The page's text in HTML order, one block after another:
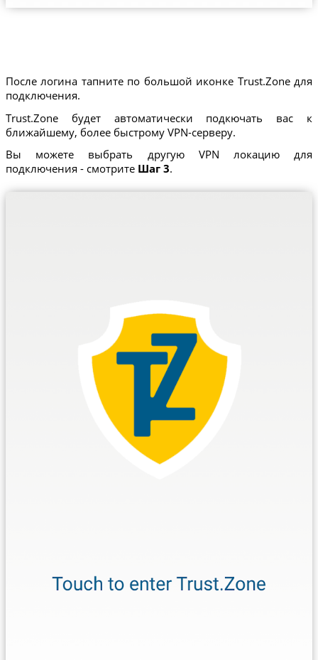
После логина тапните по большой иконке Trust.Zone для
подключения.
Trust.Zone будет автоматически подкючать вас к
ближайшему, более быстрому VPN-серверу.
Вы можете выбрать другую VPN локацию для
подключения - смотрите Шаг 3.